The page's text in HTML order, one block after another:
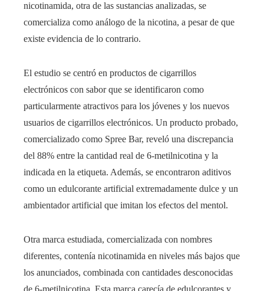
nicotinamida, otra de las sustancias analizadas, se
comercializa como análogo de la nicotina, a pesar de que
existe evidencia de lo contrario.
El estudio se centró en productos de cigarrillos
electrónicos con sabor que se identificaron como
particularmente atractivos para los jóvenes y los nuevos
usuarios de cigarrillos electrónicos. Un producto probado,
comercializado como Spree Bar, reveló una discrepancia
del 88% entre la cantidad real de 6-metilnicotina y la
indicada en la etiqueta. Además, se encontraron aditivos
como un edulcorante artificial extremadamente dulce y un
ambientador artificial que imitan los efectos del mentol.
Otra marca estudiada, comercializada con nombres
diferentes, contenía nicotinamida en niveles más bajos que
los anunciados, combinada con cantidades desconocidas
de 6-metilnicotina. Esta marca carecía de edulcorantes y